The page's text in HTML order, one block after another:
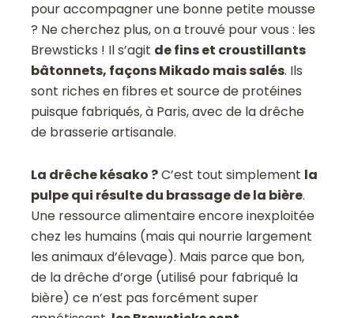
pour accompagner une bonne petite mousse
? Ne cherchez plus, on a trouvé pour vous : les
Brewsticks ! Il s’agit de fins et croustillants
bâtonnets, façons Mikado mais salés. Ils
sont riches en fibres et source de protéines
puisque fabriqués, à Paris, avec de la drêche
de brasserie artisanale.
La drêche késako ?C’est tout simplement la
pulpe qui résulte du brassage de la bière.
Une ressource alimentaire encore inexploitée
chez les humains (mais qui nourrie largement
les animaux d’élevage). Mais parce que bon,
de la drêche d’orge (utilisé pour fabriqué la
bière) ce n’est pas forcément super